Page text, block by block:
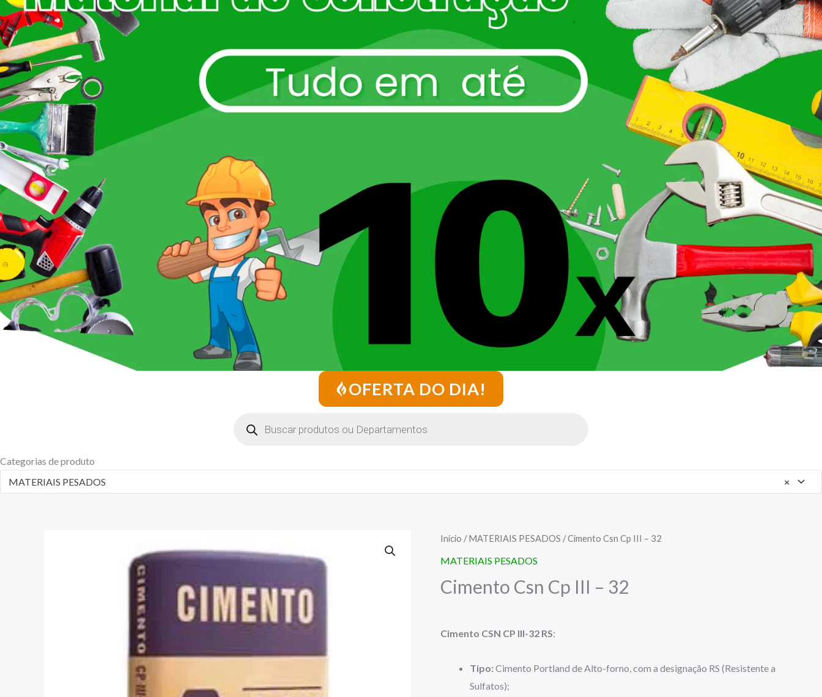
OFERTA DO DIA!
Categorias de produto
×
MATERIAIS PESADOS
Início /MATERIAIS PESADOS / Cimento Csn Cp III – 32
MATERIAIS PESADOS
Cimento Csn Cp III – 32
Cimento CSN CP III-32 RS:
Tipo: Cimento Portland de Alto-forno, com a designação RS (Resistente a
Sulfatos);